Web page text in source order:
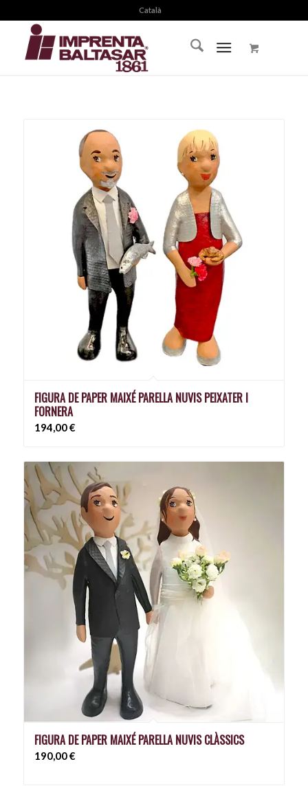
Català
FIGURA DE PAPER MAIXÉ PARELLA NUVIS PEIXATER I
FORNERA
194,00€
FIGURA DE PAPER MAIXÉ PARELLA NUVIS CLÀSSICS
190,00€